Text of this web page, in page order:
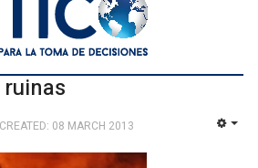
CREATED: 08 MARCH 2013